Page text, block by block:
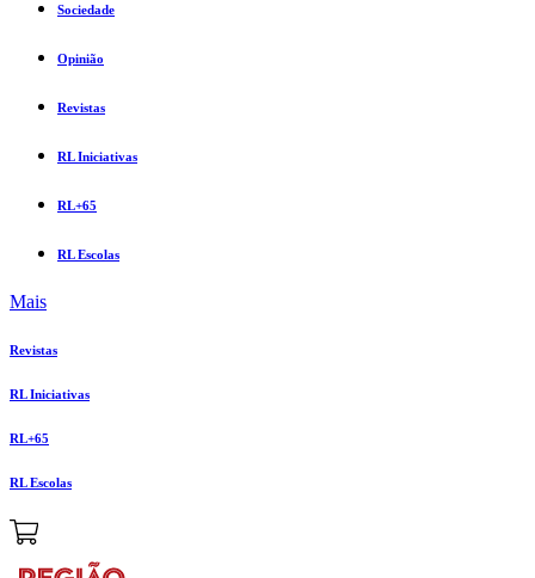
Sociedade
Opinião
Revistas
RL Iniciativas
RL+65
RL Escolas
Mais
Revistas
RL Iniciativas
RL+65
RL Escolas